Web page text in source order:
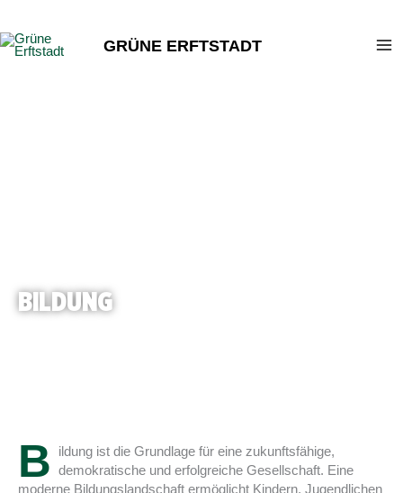
springen
GRÜNE ERFTSTADT
BILDUNG
B ildung ist die Grundlage für eine zukunftsfähige,
demokratische und erfolgreiche Gesellschaft. Eine
moderne Bildungslandschaft ermöglicht Kindern, Jugendlichen